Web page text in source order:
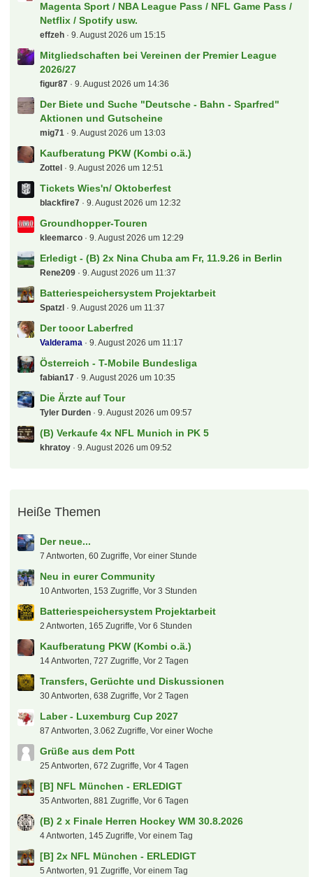
Magenta Sport / NBA League Pass / NFL Game Pass /
Netflix / Spotify usw.
effzeh 9. August 2026 um 15:15
Mitgliedschaften bei Vereinen der Premier League
2026/27
figur87 9. August 2026 um 14:36
Der Biete und Suche "Deutsche - Bahn - Sparfred"
Aktionen und Gutscheine
mig71 9. August 2026 um 13:03
Kaufberatung PKW (Kombi o.ä.)
Zottel 9. August 2026 um 12:51
Tickets Wies'n/ Oktoberfest
blackfire7 9. August 2026 um 12:32
Groundhopper-Touren
kleemarco 9. August 2026 um 12:29
Erledigt - (B) 2x Nina Chuba am Fr, 11.9.26 in Berlin
Rene209 9. August 2026 um 11:37
Batteriespeichersystem Projektarbeit
Spatzl 9. August 2026 um 11:37
Der tooor Laberfred
Valderama 9. August 2026 um 11:17
Österreich - T-Mobile Bundesliga
fabian17 9. August 2026 um 10:35
Die Ärzte auf Tour
Tyler Durden 9. August 2026 um 09:57
(B) Verkaufe 4x NFL Munich in PK 5
khratoy 9. August 2026 um 09:52
Heiße Themen
Der neue...
7 Antworten, 60 Zugriffe, Vor einer Stunde
Neu in eurer Community
10 Antworten, 153 Zugriffe, Vor 3 Stunden
Batteriespeichersystem Projektarbeit
2 Antworten, 165 Zugriffe, Vor 6 Stunden
Kaufberatung PKW (Kombi o.ä.)
14 Antworten, 727 Zugriffe, Vor 2 Tagen
Transfers, Gerüchte und Diskussionen
30 Antworten, 638 Zugriffe, Vor 2 Tagen
Laber - Luxemburg Cup 2027
87 Antworten, 3.062 Zugriffe, Vor einer Woche
Grüße aus dem Pott
25 Antworten, 672 Zugriffe, Vor 4 Tagen
[B] NFL München - ERLEDIGT
35 Antworten, 881 Zugriffe, Vor 6 Tagen
(B) 2 x Finale Herren Hockey WM 30.8.2026
4 Antworten, 145 Zugriffe, Vor einem Tag
[B] 2x NFL München - ERLEDIGT
5 Antworten, 91 Zugriffe, Vor einem Tag